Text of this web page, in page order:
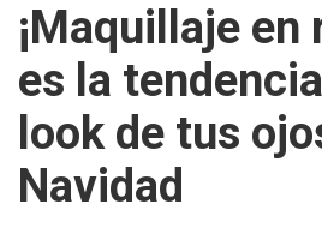
¡Maquillaje en
es la
look de tus
Navidad